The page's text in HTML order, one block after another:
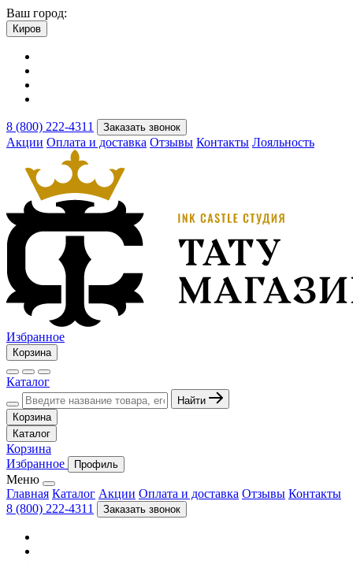
Ваш город:
Киров
8 (800) 222-4311 Заказать звонок
Акции Оплата и доставка Отзывы Контакты Лояльность
Избранное
Корзина
Каталог
Найти
Корзина
Каталог
Корзина
Избранное
Профиль
Меню
Главная Каталог Акции Оплата и доставка Отзывы Контакты
8 (800) 222-4311
Заказать звонок